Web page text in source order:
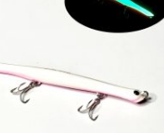
דיג – מאמרים בנושא
החנות שלי – ציוד
תקנון אתר